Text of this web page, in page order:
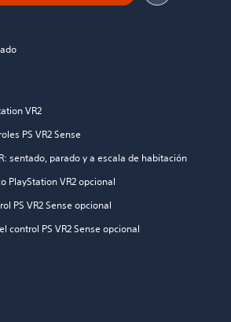
VR2
PS VR2 Sense
sentado, parado y a escala de habitación
PlayStation VR2 opcional
PS VR2 Sense opcional
control PS VR2 Sense opcional